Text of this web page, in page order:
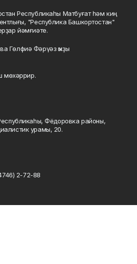
Республикаһы Матбуғат һәм киң
"Республика Башкортостан"
йәмғиәте.
Гөлфиә Фәрүәз ҡыҙы
мөхәррир.
Фёдоровка районы,
урамы, 20.
2-72-88